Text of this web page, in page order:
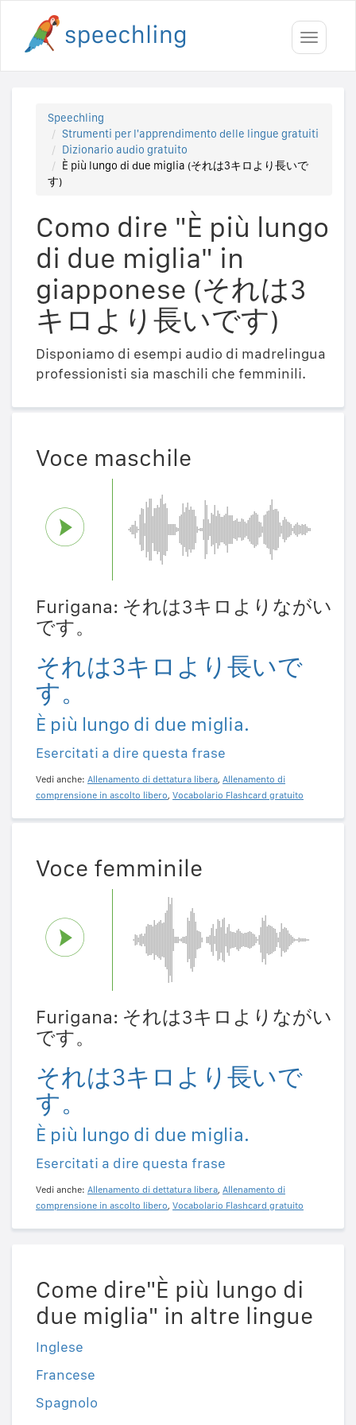
Toggle
Speechling
Strumenti per l'apprendimento delle lingue gratuiti
Dizionario audio gratuito
È più lungo di due miglia (それは3キロより長いで
す)
Como dire "È più lungo
di due miglia" in
giapponese (それは3
キロより長いです)
Disponiamo di esempi audio di madrelingua
professionisti sia maschili che femminili.
Voce maschile
Furigana: それは3キロよりながい
です。
それは3キロより長いで
す。
È più lungo di due miglia.
Esercitati a dire questa frase
Vedi anche: Allenamento di dettatura libera, Allenamento di
comprensione in ascolto libero, Vocabolario Flashcard gratuito
Voce femminile
Furigana: それは3キロよりながい
です。
それは3キロより長いで
す。
È più lungo di due miglia.
Esercitati a dire questa frase
Vedi anche: Allenamento di dettatura libera, Allenamento di
comprensione in ascolto libero, Vocabolario Flashcard gratuito
Come dire"È più lungo di
due miglia" in altre lingue
Inglese
Francese
Spagnolo